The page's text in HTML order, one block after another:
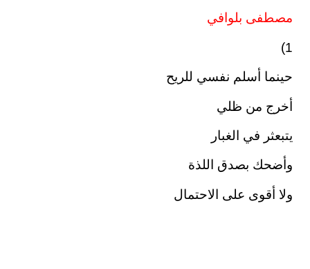
مصطفى بلوافي
1)
حينما أسلم نفسي للريح
أخرج من ظلي
يتبعثر في الغبار
وأضحك بصدق اللذة
ولا أقوى على الاحتمال